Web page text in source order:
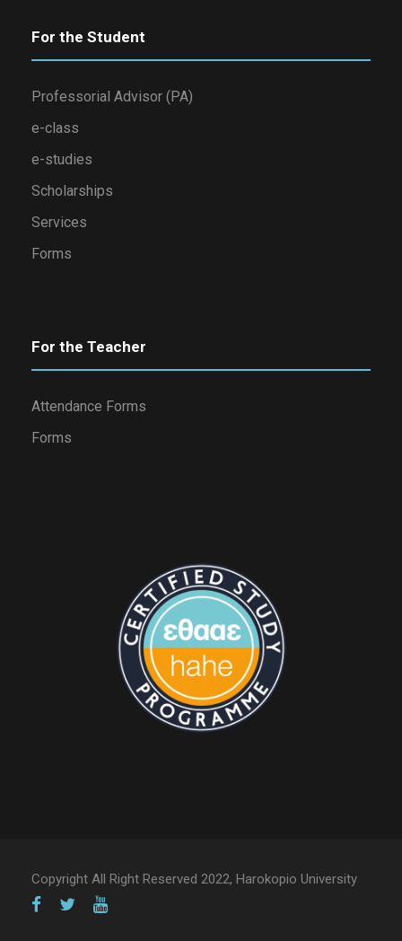
For the Student
Professorial Advisor (PA)
e-class
e-studies
Scholarships
Services
Forms
For the Teacher
Attendance Forms
Forms
Copyright All Right Reserved 2022, Harokopio University